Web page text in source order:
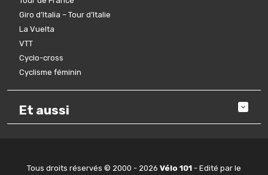
Giro d’Italia – Tour d’Italie
La Vuelta
VTT
Cyclo-cross
Cyclisme féminin
Et aussi
Tous droits réservés © 2000 - 2026 Vélo 101 - Edité par le